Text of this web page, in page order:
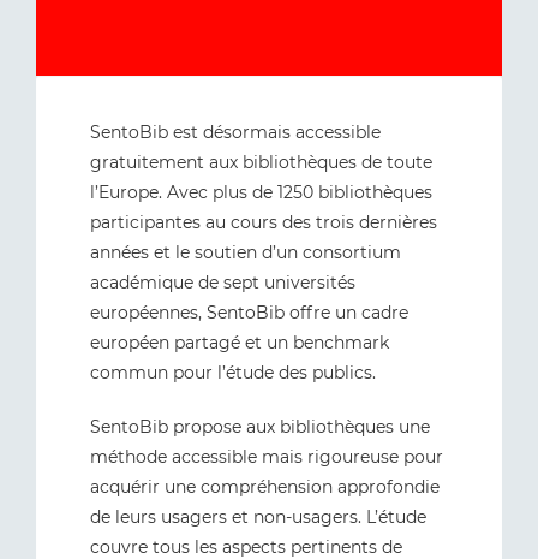
SentoBib est désormais accessible
gratuitement aux bibliothèques de toute
l’Europe. Avec plus de 1250 bibliothèques
participantes au cours des trois dernières
années et le soutien d’un consortium
académique de sept universités
européennes, SentoBib offre un cadre
européen partagé et un benchmark
commun pour l’étude des publics.
SentoBib propose aux bibliothèques une
méthode accessible mais rigoureuse pour
acquérir une compréhension approfondie
de leurs usagers et non-usagers. L’étude
couvre tous les aspects pertinents de